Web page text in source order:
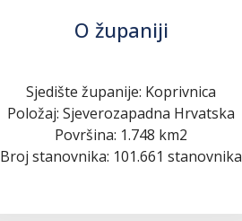
O županiji
Sjedište županije: Koprivnica
Položaj: Sjeverozapadna Hrvatska
Površina: 1.748 km2
Broj stanovnika: 101.661 stanovnika